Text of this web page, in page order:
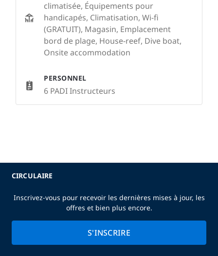
climatisée, Équipements pour
handicapés, Climatisation, Wi-fi
(GRATUIT), Magasin, Emplacement
bord de plage, House-reef, Dive boat,
Onsite accommodation
PERSONNEL
6 PADI Instructeurs
CIRCULAIRE
Inscrivez-vous pour recevoir les dernières mises à jour, les
offres et bien plus encore.
S'INSCRIRE